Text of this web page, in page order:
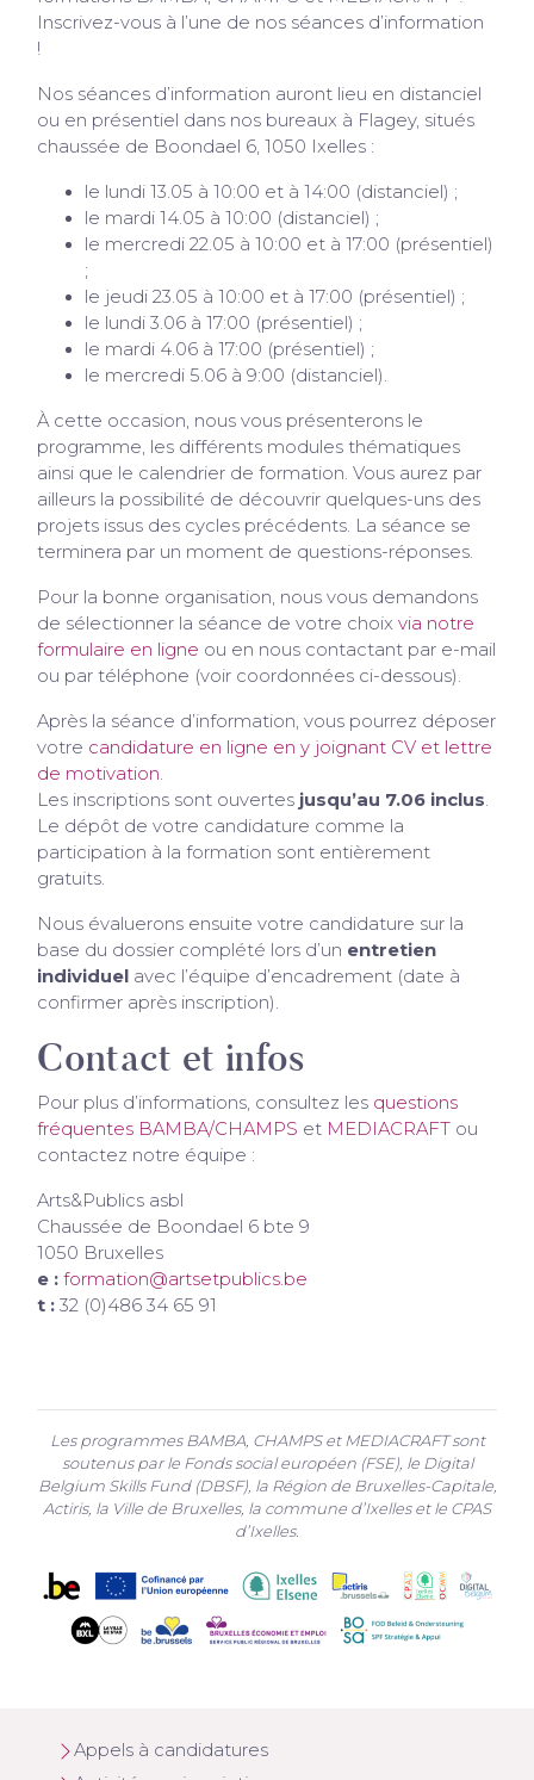
Inscrivez-vous à l’une de nos séances d’information
!
Nos séances d’information auront lieu en distanciel
ou en présentiel dans nos bureaux à Flagey, situés
chaussée de Boondael 6, 1050 Ixelles :
le lundi 13.05 à 10:00 et à 14:00 (distanciel) ;
le mardi 14.05 à 10:00 (distanciel) ;
le mercredi 22.05 à 10:00 et à 17:00 (présentiel)
;
le jeudi 23.05 à 10:00 et à 17:00 (présentiel) ;
le lundi 3.06 à 17:00 (présentiel) ;
le mardi 4.06 à 17:00 (présentiel) ;
le mercredi 5.06 à 9:00 (distanciel).
À cette occasion, nous vous présenterons le
programme, les différents modules thématiques
ainsi que le calendrier de formation. Vous aurez par
ailleurs la possibilité de découvrir quelques-uns des
projets issus des cycles précédents. La séance se
terminera par un moment de questions-réponses.
Pour la bonne organisation, nous vous demandons
de sélectionner la séance de votre choixvia notre
formulaire en ligne ou en nous contactant par e-mail
ou par téléphone (voir coordonnées ci-dessous).
Après la séance d’information, vous pourrez déposer
votre candidature en ligne en y joignant CV et lettre
de motivation.
Les inscriptions sont ouvertes jusqu’au 7.06 inclus.
Le dépôt de votre candidature comme la
participation à la formation sont entièrement
gratuits.
Nous évaluerons ensuite votre candidature sur la
base du dossier complété lors d’un entretien
individuel avec l’équipe d’encadrement (date à
confirmer après inscription).
Contact et infos
Pour plus d’informations, consultez les questions
fréquentes BAMBA/CHAMPS et MEDIACRAFT ou
contactez notre équipe :
Arts&Publics asbl
Chaussée de Boondael 6 bte 9
1050 Bruxelles
e : formation@artsetpublics.be
t : 32 (0)486 34 65 91
Les programmes BAMBA, CHAMPS et MEDIACRAFT sont
soutenus par le Fonds social européen (FSE), le Digital
Belgium Skills Fund (DBSF), la Région de Bruxelles-Capitale,
Actiris, la Ville de Bruxelles, la commune d’Ixelles et le CPAS
d’Ixelles.
Appels à candidatures